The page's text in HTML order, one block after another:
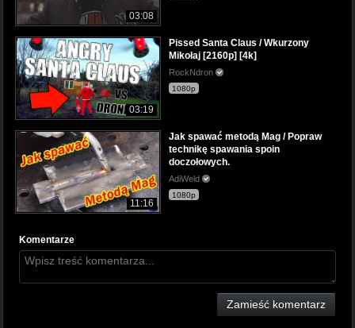
03:08
03:19
Pissed Santa Claus / Wkurzony
Mikołaj [2160p] [4k]
RockNdron
1080p
11:16
Jak spawać metodą Mag / Popraw
technikę spawania spoin
doczołowych.
AdiWeld
1080p
Komentarze
Zamieść komentarz